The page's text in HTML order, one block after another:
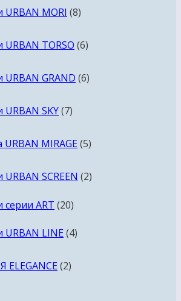
URBAN MORI 88
URBAN TORSO 66
URBAN GRAND 66
URBAN SKY 77
URBAN MIRAGE 55
URBAN SCREEN 22
серии ART 2020
URBAN LINE 44
ELEGANCE 22